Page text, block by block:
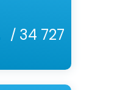
/ 34 727